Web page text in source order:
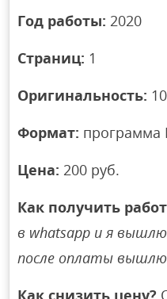
Год работы: 2020
Страниц: 1
Оригинальность:
Формат:
Цена: 200 руб.
Как получить
в whatsapp и я
после оплаты
Как снизить цену?